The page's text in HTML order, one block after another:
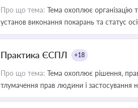
Про що тема: Тема охоплює організацію
установ виконання покарань та статус
Практика ЄСПЛ +18
Про що тема: Тема охоплює рішення,
тлумачення прав людини і застосування